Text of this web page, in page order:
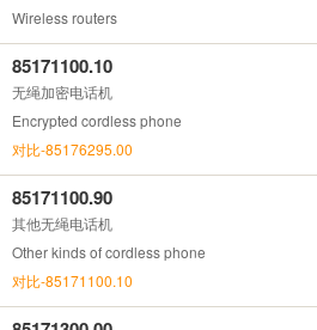
Wireless routers
85171100.10
无绳加密电话机
Encrypted cordless phone
对比-85176295.00
85171100.90
其他无绳电话机
Other kinds of cordless phone
对比-85171100.10